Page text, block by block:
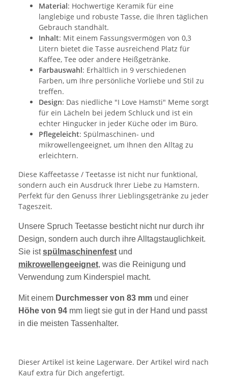
Material: Hochwertige Keramik für eine
langlebige und robuste Tasse, die Ihren täglichen
Gebrauch standhält.
Inhalt: Mit einem Fassungsvermögen von 0,3
Litern bietet die Tasse ausreichend Platz für
Kaffee, Tee oder andere Heißgetränke.
Farbauswahl: Erhältlich in 9 verschiedenen
Farben, um Ihre persönliche Vorliebe und Stil zu
treffen.
Design: Das niedliche "I Love Hamsti" Meme sorgt
für ein Lächeln bei jedem Schluck und ist ein
echter Hingucker in jeder Küche oder im Büro.
Pflegeleicht: Spülmaschinen- und
mikrowellengeeignet, um Ihnen den Alltag zu
erleichtern.
Diese Kaffeetasse / Teetasse ist nicht nur funktional,
sondern auch ein Ausdruck Ihrer Liebe zu Hamstern.
Perfekt für den Genuss Ihrer Lieblingsgetränke zu jeder
Tageszeit.
Unsere Spruch Teetasse besticht nicht nur durch ihr
Design, sondern auch durch ihre Alltagstauglichkeit.
Sie istspülmaschinenfest und
mikrowellengeeignet, was die Reinigung und
Verwendung zum Kinderspiel macht.
Mit einem Durchmesser von 83 mm und einer
Höhe von 94 mm liegt sie gut in der Hand und passt
in die meisten Tassenhalter.
Dieser Artikel ist keine Lagerware. Der Artikel wird nach
Kauf extra für Dich angefertigt.